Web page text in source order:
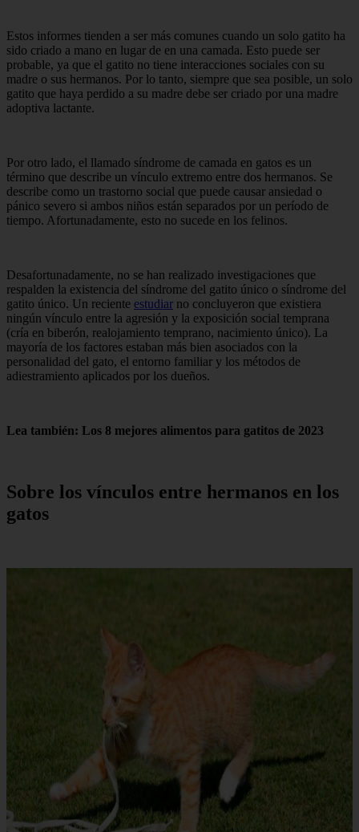
Estos informes tienden a ser más comunes cuando un solo gatito ha
sido criado a mano en lugar de en una camada. Esto puede ser
probable, ya que el gatito no tiene interacciones sociales con su
madre o sus hermanos. Por lo tanto, siempre que sea posible, un solo
gatito que haya perdido a su madre debe ser criado por una madre
adoptiva lactante.
Por otro lado, el llamado síndrome de camada en gatos es un
término que describe un vínculo extremo entre dos hermanos. Se
describe como un trastorno social que puede causar ansiedad o
pánico severo si ambos niños están separados por un período de
tiempo. Afortunadamente, esto no sucede en los felinos.
Desafortunadamente, no se han realizado investigaciones que
respalden la existencia del síndrome del gatito único o síndrome del
gatito único. Un reciente estudiar no concluyeron que existiera
ningún vínculo entre la agresión y la exposición social temprana
(cría en biberón, realojamiento temprano, nacimiento único). La
mayoría de los factores estaban más bien asociados con la
personalidad del gato, el entorno familiar y los métodos de
adiestramiento aplicados por los dueños.
Lea también: Los 8 mejores alimentos para gatitos de 2023
Sobre los vínculos entre hermanos en los
gatos